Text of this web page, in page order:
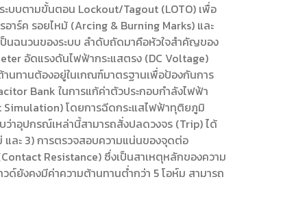
ะบบตามขั้นตอน Lockout/Tagout (LOTO) เพื่อ
าร์ค รอยไหม้ (Arcing & Burning Marks) และ
นฉนวนของระบบ ลำดับถัดมาคือหัวใจสำคัญของ
อัดแรงดันไฟฟ้ากระแสตรง (DC Voltage)
นทานต้องอยู่ในเกณฑ์มาตรฐานเพื่อป้องกันการ
Bank ในการแก้ค่าตัวประกอบกำลังไฟฟ้า
Simulation) โดยการฉีดกระแสไฟฟ้าทุติยภูมิ
ว่าอุปกรณ์เหล่านี้สามารถสั่งปลดวงจร (Trip) ได้
และ 3) การตรวจสอบความแน่นของจุดต่อ
Resistance) ซึ่งเป็นสาเหตุหลักของความ
ยังคงมีค่าความต้านทานต่ำกว่า 5 โอห์ม สามารถ